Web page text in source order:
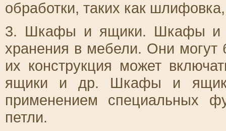
обработки, таких как
3. Шкафы и ящики. Шкафы и
хранения в мебели. Они
их конструкция может
ящики и др. Шкафы и ящики
применением специальных
петли.